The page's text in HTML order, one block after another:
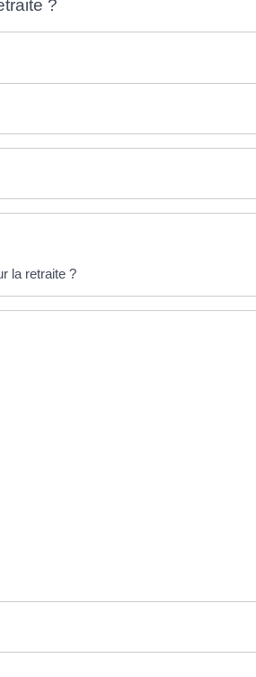
?
la retraite ?